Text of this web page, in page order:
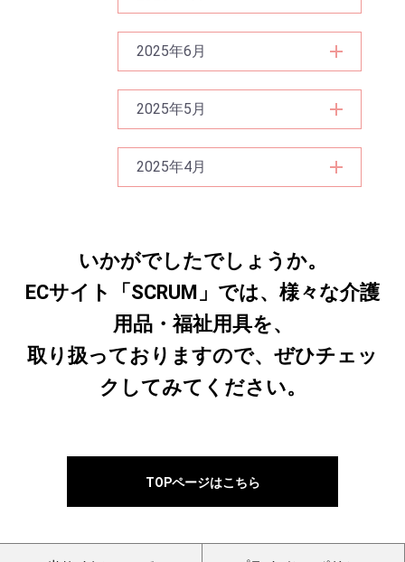
2025年6月
2025年5月
2025年4月
いかがでしたでしょうか。
ECサイト「SCRUM」では、様々な介護
用品・福祉用具を、
取り扱っておりますので、ぜひチェッ
クしてみてください。
TOPページはこちら